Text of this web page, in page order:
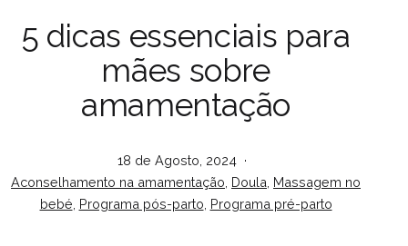
5 dicas essenciais para
mães sobre
amamentação
Publicado
em
18 de Agosto, 2024
Categorizado
como
Aconselhamento na amamentação Doula Massagem no
bebé Programa pós-parto Programa pré-parto